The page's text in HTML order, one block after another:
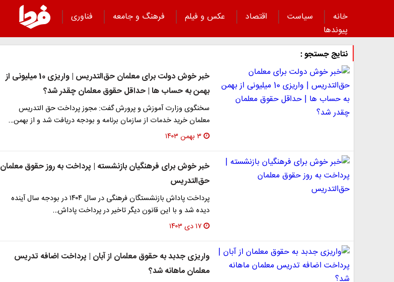
خانه سیاست اقتصاد عکس و فیلم فرهنگ و جامعه
فناوری
پیوند‌ها
نتایج جستجو :
خبر خوش دولت برای معلمان حق‌التدریس | واریزی 10 میلیونی از
بهمن به حساب ها | حداقل حقوق معلمان چقدر شد؟
سخنگوی وزارت آموزش و پرورش گفت: مجوز پرداخت حق التدریس
معلمان خرید خدمات از سازمان برنامه و بودجه دریافت شد و از بهمن…
۳ بهمن ۱۴۰۳
خبر خوش برای فرهنگیان بازنشسته | پرداخت به روز حقوق معلمان
حق‌التدریس‌
پرداخت پاداش بازنشستگان فرهنگی در سال ۱۴۰۴ در بودجه سال آینده
دیده شد و با این قانون دیگر تاخیر در پرداخت پاداش…
۱۷ دی ۱۴۰۳
واریزی جدبد به حقوق معلمان از آبان | پرداخت اضافه تدریس
معلمان ماهانه شد؟